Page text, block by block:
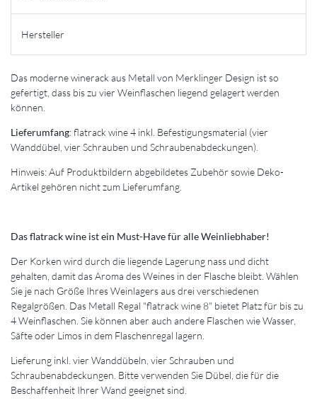
Hersteller
Das moderne winerack aus Metall von Merklinger Design ist so
gefertigt, dass bis zu vier Weinflaschen liegend gelagert werden
können.
Lieferumfang: flatrack wine 4 inkl. Befestigungsmaterial (vier
Wanddübel, vier Schrauben und Schraubenabdeckungen).
Hinweis: Auf Produktbildern abgebildetes Zubehör sowie Deko-
Artikel gehören nicht zum Lieferumfang.
Das flatrack wine ist ein Must-Have für alle Weinliebhaber!
Der Korken wird durch die liegende Lagerung nass und dicht
gehalten, damit das Aroma des Weines in der Flasche bleibt. Wählen
Sie je nach Größe Ihres Weinlagers aus drei verschiedenen
Regalgrößen. Das Metall Regal "flatrack wine 8" bietet Platz für bis zu
4 Weinflaschen. Sie können aber auch andere Flaschen wie Wasser,
Säfte oder Limos in dem Flaschenregal lagern.
Lieferung inkl. vier Wanddübeln, vier Schrauben und
Schraubenabdeckungen. Bitte verwenden Sie Dübel, die für die
Beschaffenheit Ihrer Wand geeignet sind.